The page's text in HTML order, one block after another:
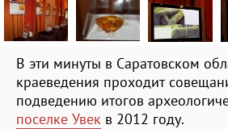
В эти минуты в Саратовском
краеведения проходит
подведению итогов
поселке Увек в 2012 году.